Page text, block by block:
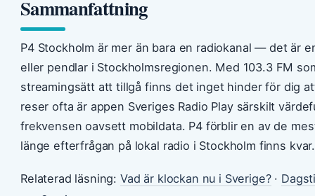
Sammanfattning
P4 Stockholm är mer än bara en radiokanal — det är
eller pendlar i Stockholmsregionen. Med 103.3 FM
streamingsätt att tillgå finns det inget hinder för dig
reser ofta är appen Sveriges Radio Play särskilt
frekvensen oavsett mobildata. P4 förblir en av de
länge efterfrågan på lokal radio i Stockholm finns kvar.
Relaterad läsning: Vad är klockan nu i Sverige?·